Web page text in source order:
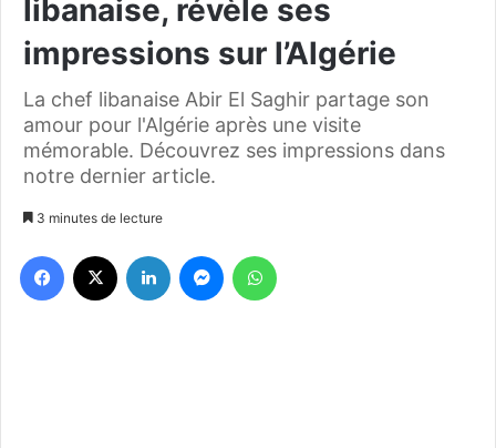
libanaise, révèle ses
impressions sur l’Algérie
La chef libanaise Abir El Saghir partage son
amour pour l'Algérie après une visite
mémorable. Découvrez ses impressions dans
notre dernier article.
3 minutes de lecture